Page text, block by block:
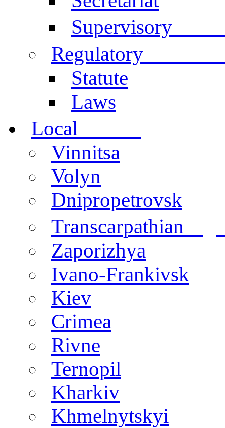
Supervisory
Regulatory
Statute
Laws
Local
Vinnitsa
Volyn
Dnipropetrovsk
Transcarpathian
Zaporizhya
Ivano-Frankivsk
Kiev
Crimea
Rivne
Ternopil
Kharkiv
Khmelnytskyi